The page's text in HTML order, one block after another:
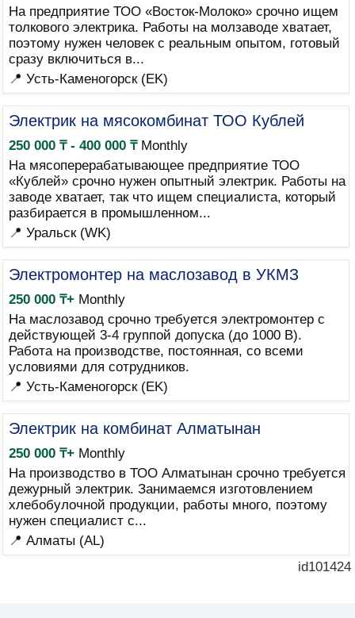
На предприятие ТОО «Восток-Молоко» срочно ищем
толкового электрика. Работы на молзаводе хватает,
поэтому нужен человек с реальным опытом, готовый
сразу включиться в...
📍 Усть-Каменогорск (EK)
Электрик на мясокомбинат ТОО Кублей
250 000 ₸ - 400 000 ₸Monthly
На мясоперерабатывающее предприятие ТОО
«Кублей» срочно нужен опытный электрик. Работы на
заводе хватает, так что ищем специалиста, который
разбирается в промышленном...
📍 Уральск (WK)
Электромонтер на маслозавод в УКМЗ
250 000 ₸+Monthly
На маслозавод срочно требуется электромонтер с
действующей 3-4 группой допуска (до 1000 В).
Работа на производстве, постоянная, со всеми
условиями для сотрудников.
📍 Усть-Каменогорск (EK)
Электрик на комбинат Алматынан
250 000 ₸+Monthly
На производство в ТОО Алматынан срочно требуется
дежурный электрик. Занимаемся изготовлением
хлебобулочной продукции, работы много, поэтому
нужен специалист с...
📍 Алматы (AL)
id101424